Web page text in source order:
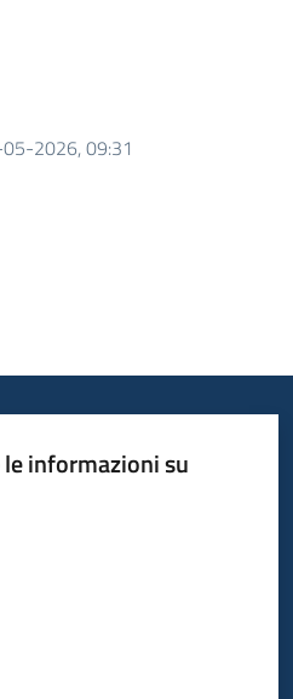
2026, 09:31
informazioni su